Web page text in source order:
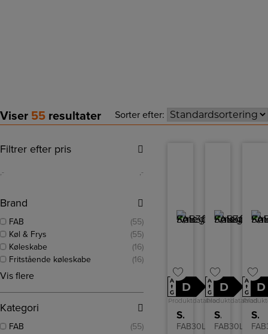
Viser 55 resultater Sorter efter:
A
↑
G
D
Produktdatablad
Smeg Køle-/fryseskab
FAB30LBL5
A
↑
G
D
Produktdatablad
Smeg Køle-/fryseskab
FAB30LPB5
A
↑
G
D
Smeg Køle-/fryseskab
Filtrer efter pris
,- ,-
Brand
FAB
(55)
Køl & Frys
(55)
Køleskabe
(16)
Fritstående køleskabe
(16)
Vis flere
Kategori
FAB
(55)